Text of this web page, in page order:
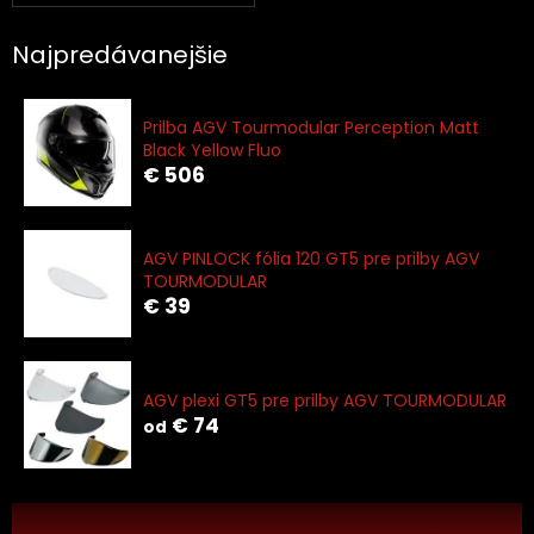
Najpredávanejšie
Prilba AGV Tourmodular Perception Matt
Black Yellow Fluo
€ 506
AGV PINLOCK fólia 120 GT5 pre prilby AGV
TOURMODULAR
€ 39
AGV plexi GT5 pre prilby AGV TOURMODULAR
od € 74
R